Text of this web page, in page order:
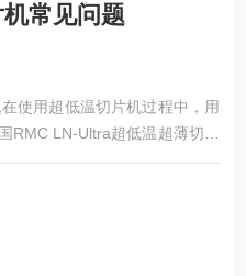
常见问题
使用超低温切片机过程中，用
RMC LN-Ultra超低温超薄切片
于更好地使用设备。